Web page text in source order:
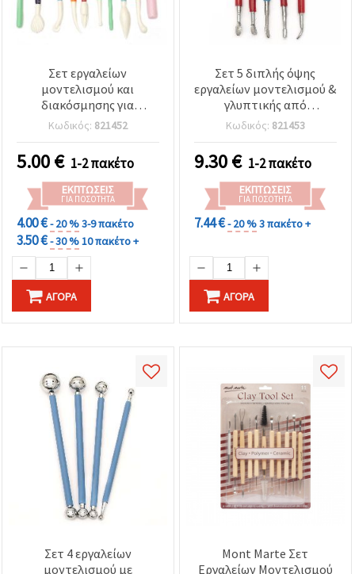
Σετ εργαλείων
μοντελισμού και
διακόσμησης για
χειροτεχνίες, 10 τεμ. με
17 μύτες
Κωδικός: 821452
5.00€ 1-2 πακέτο
ΕΚΠΤΏΣΕΙΣ
ΓΙΑ ΠΟΣΌΤΗΤΑ
4.00 €- 20 %3-9 πακέτο
3.50 €- 30 %10 πακέτο +
ΑΓΟΡΆ
Σετ 5 διπλής όψης
εργαλείων μοντελισμού &
γλυπτικής από
ανοξείδωτο ατσάλι,
μεταλλικό κιτ
χειροτεχνίας
Κωδικός: 821453
9.30€ 1-2 πακέτο
ΕΚΠΤΏΣΕΙΣ
ΓΙΑ ΠΟΣΌΤΗΤΑ
7.44 €- 20 %3 πακέτο +
ΑΓΟΡΆ
Σετ 4 εργαλείων
μοντελισμού με
Mont Marte Σετ
Εργαλείων Μοντελισμού